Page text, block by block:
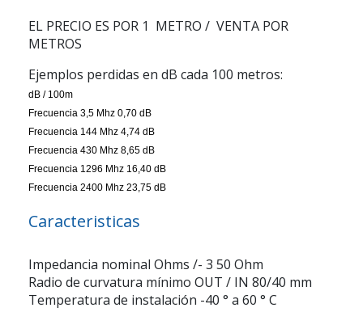
EL PRECIO ES POR 1 METRO / VENTA POR
METROS
Ejemplos perdidas en dB cada 100 metros:
dB / 100m
Frecuencia 3,5 Mhz 0,70 dB
Frecuencia 144 Mhz 4,74 dB
Frecuencia 430 Mhz 8,65 dB
Frecuencia 1296 Mhz 16,40 dB
Frecuencia 2400 Mhz 23,75 dB
Caracteristicas
Impedancia nominal Ohms /- 3 50 Ohm
Radio de curvatura mínimo OUT / IN 80/40 mm
Temperatura de instalación -40 ° a 60 ° C